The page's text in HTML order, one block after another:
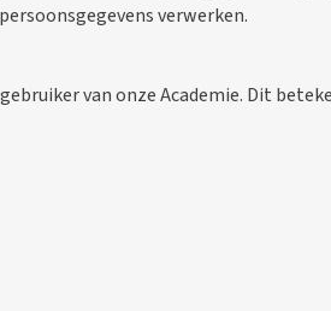
verwerken.
van onze Academie. Dit